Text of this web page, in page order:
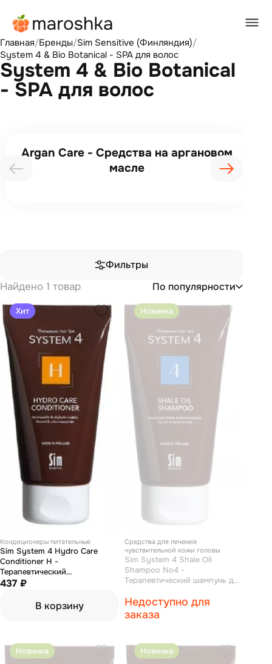
Главная/Бренды/Sim Sensitive (Финляндия)/
System 4 & Bio Botanical - SPA для волос
System 4 & Bio Botanical
- SPA для волос
Argan Care - Средства на аргановом
масле
Фильтры
Найдено 1 товар
По популярности
Хит
Кондиционеры питательные
Sim System 4 Hydro Care
Conditioner H -
Терапевтический
кондиционер для увлажнения
437 ₽
В корзину
Новинка
Средства для лечения
чувствительной кожи головы
Sim System 4 Shale Oil
Shampoo No4 -
Терапевтический шампунь для
чувствительной кожи головы
75 мл
Недоступно для
заказа
Новинка Новинка